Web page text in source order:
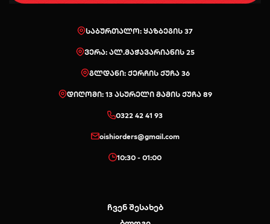
პოკე & ბურიტო
სალათები
საბურთალო: ყაზბეგის 37
ვერა: ალ.მაჭავარიანის 25
გლდანი: ქერჩის ქუჩა 36
დიღომი: 13 ასურელი მამის ქუჩა 89
0322 42 41 93
oishiorders@gmail.com
10:30 - 01:00
ჩვენ შესახებ